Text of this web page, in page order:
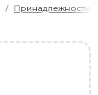
Принадлежности